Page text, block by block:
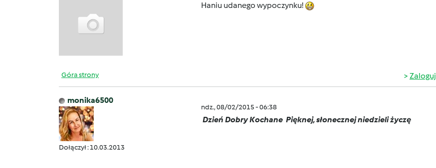
Haniu udanego wypoczynku!
Góra strony Zaloguj
monika6500
Dołączył : 10.03.2013
ndz., 08/02/2015 - 06:38
Dzień Dobry Kochane Pięknej, słonecznej niedzieli życzę